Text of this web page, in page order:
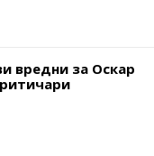
вредни за Оскар